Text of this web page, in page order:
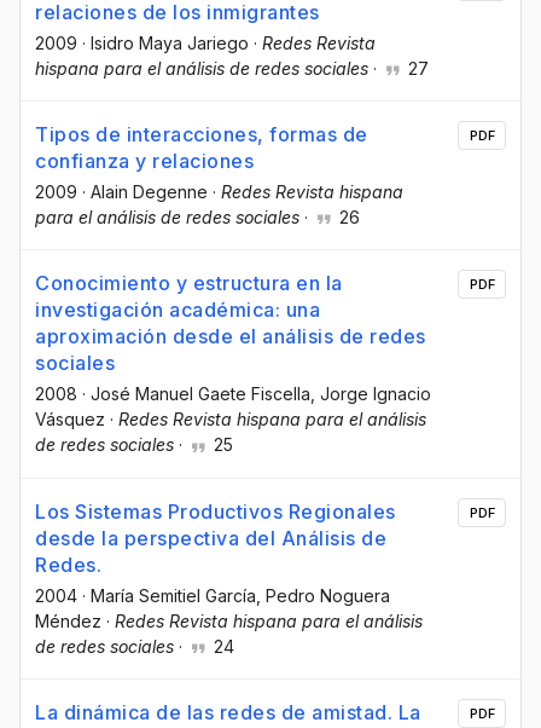
relaciones de los inmigrantes
2009 · Isidro Maya Jariego · Redes Revista
hispana para el análisis de redes sociales · 27
Tipos de interacciones, formas de
confianza y relaciones
2009 · Alain Degenne · Redes Revista hispana
para el análisis de redes sociales · 26
PDF
Conocimiento y estructura en la
investigación académica: una
aproximación desde el análisis de redes
sociales
2008 · José Manuel Gaete Fiscella, Jorge Ignacio
Vásquez · Redes Revista hispana para el análisis
de redes sociales · 25
PDF
Los Sistemas Productivos Regionales
desde la perspectiva del Análisis de
Redes.
2004 · María Semitiel García , Pedro Noguera
Méndez · Redes Revista hispana para el análisis
de redes sociales · 24
PDF
La dinámica de las redes de amistad. La
PDF